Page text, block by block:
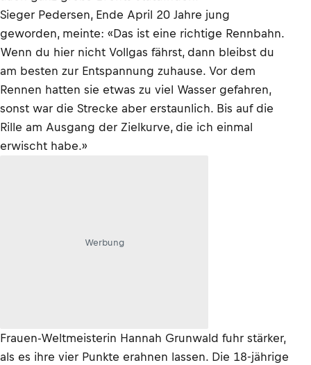
Sieger Pedersen, Ende April 20 Jahre jung
geworden, meinte: «Das ist eine richtige Rennbahn.
Wenn du hier nicht Vollgas fährst, dann bleibst du
am besten zur Entspannung zuhause. Vor dem
Rennen hatten sie etwas zu viel Wasser gefahren,
sonst war die Strecke aber erstaunlich. Bis auf die
Rille am Ausgang der Zielkurve, die ich einmal
erwischt habe.»
Werbung
Frauen-Weltmeisterin Hannah Grunwald fuhr stärker,
als es ihre vier Punkte erahnen lassen. Die 18-jährige